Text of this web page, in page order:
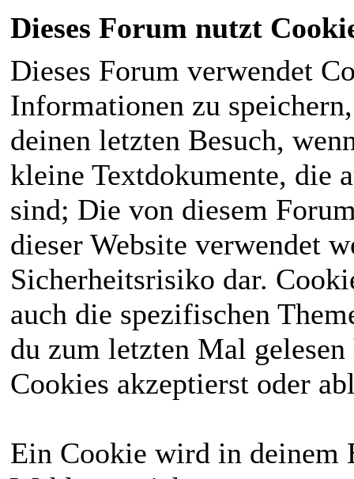
Dieses Forum nutzt
Dieses Forum verwendet
Informationen zu
deinen letzten Besuch,
kleine Textdokumente, die
sind; Die von diesem
dieser Website verwendet
Sicherheitsrisiko dar.
auch die spezifischen
du zum letzten Mal
Cookies akzeptierst oder
Ein Cookie wird in deinem